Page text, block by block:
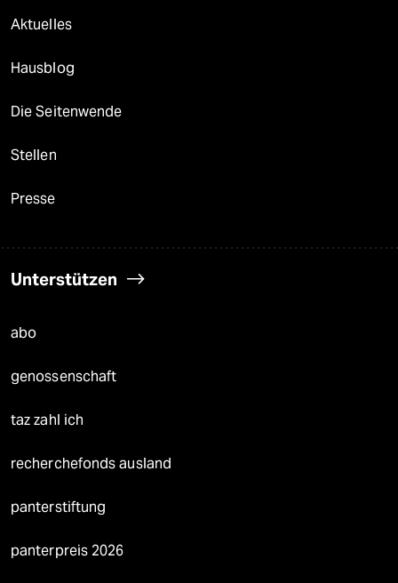
Aktuelles
Hausblog
Die Seitenwende
Stellen
Presse
Unterstützen
abo
genossenschaft
taz zahl ich
recherchefonds ausland
panterstiftung
panterpreis 2026